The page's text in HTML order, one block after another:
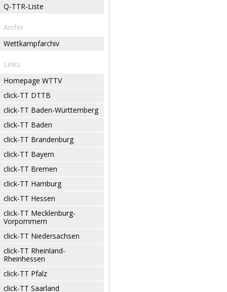
Q-TTR-Liste
Archiv
Wettkampfarchiv
Links
Homepage WTTV
click-TT DTTB
click-TT Baden-Württemberg
click-TT Baden
click-TT Brandenburg
click-TT Bayern
click-TT Bremen
click-TT Hamburg
click-TT Hessen
click-TT Mecklenburg-
Vorpommern
click-TT Niedersachsen
click-TT Rheinland-
Rheinhessen
click-TT Pfalz
click-TT Saarland